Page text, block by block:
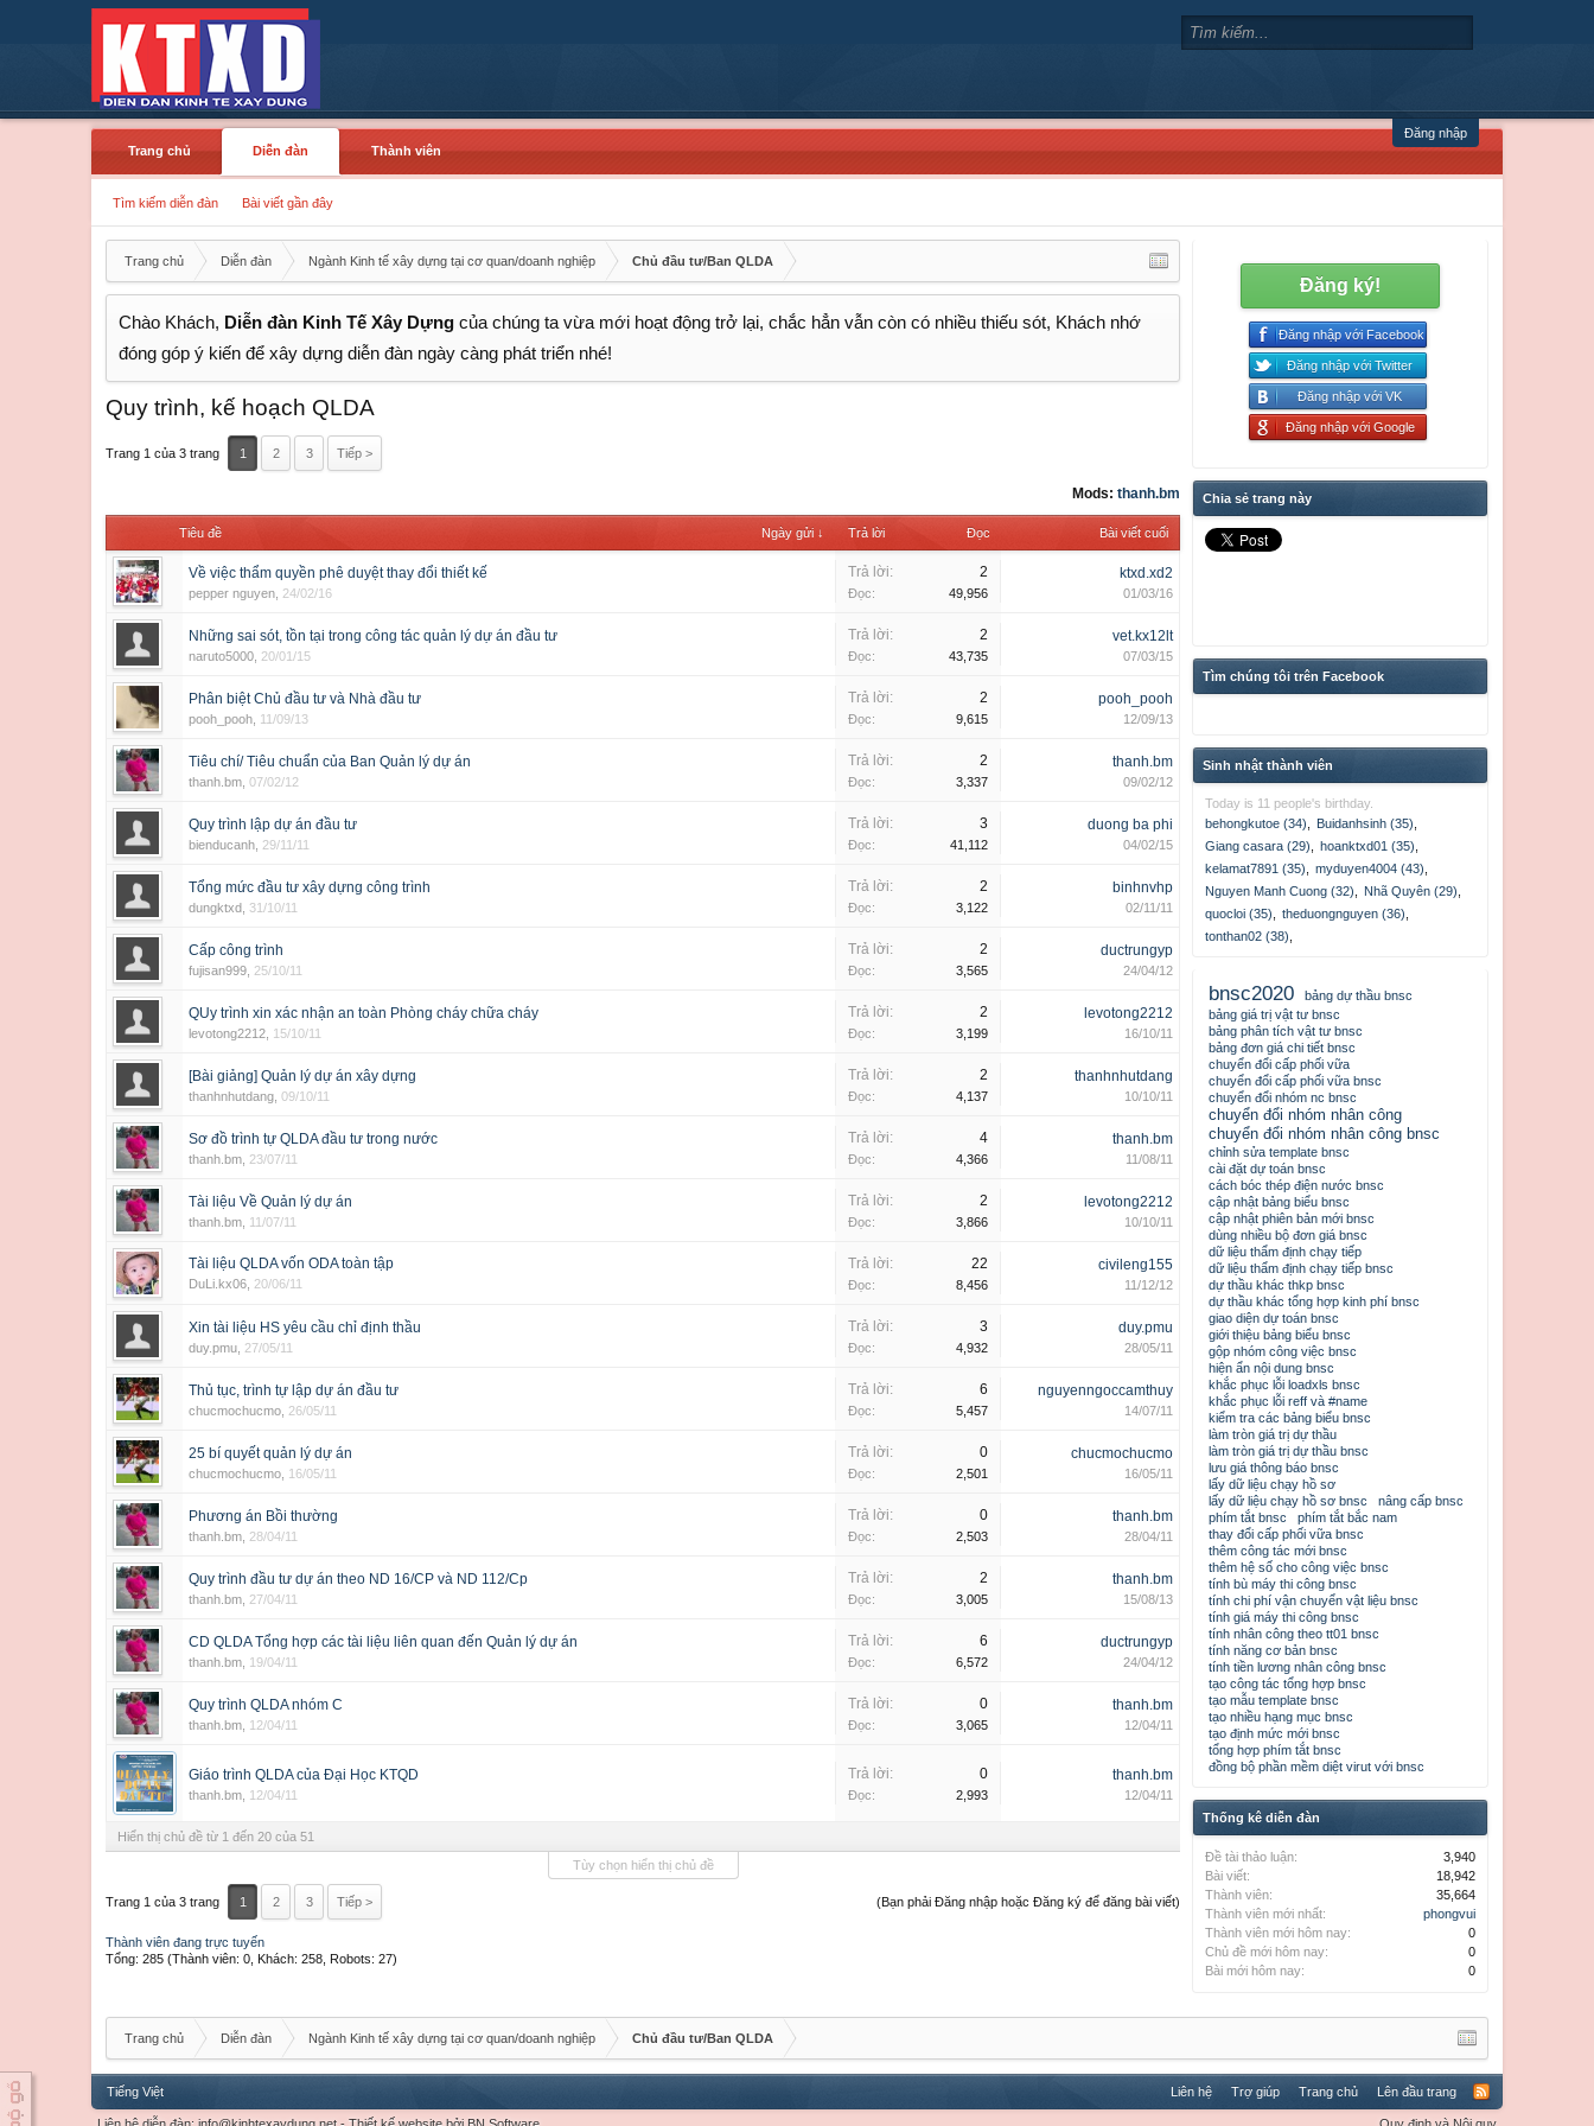
Đăng nhập
Trang chủ
Diễn đàn
Tìm kiếm diễn đàn Bài viết gần đây
Thành viên
Trang chủ Diễn đàn Ngành Kinh tế xây dựng tại cơ quan/doanh nghiệp Chủ đầu tư/Ban QLDA
Chào Khách, Diễn đàn Kinh Tế Xây Dựng của chúng ta vừa mới hoạt động trở lại, chắc hẳn vẫn còn có nhiều thiếu sót, Khách nhớ
đóng góp ý kiến để xây dựng diễn đàn ngày càng phát triển nhé!
Quy trình, kế hoạch QLDA
Trang 1 của 3 trang 1 2 3 Tiếp >
Mods: thanh.bm
Tiêu đề Ngày gửi ↓ Trả lời Đọc Bài viết cuối
Về việc thẩm quyền phê duyệt thay đổi thiết kế
pepper nguyen 24/02/16
Trả lời: 2
Đọc: 49,956
ktxd.xd2
01/03/16
Những sai sót, tồn tại trong công tác quản lý dự án đầu tư
naruto5000 20/01/15
Trả lời: 2
Đọc: 43,735
vet.kx12lt
07/03/15
Phân biệt Chủ đầu tư và Nhà đầu tư
pooh_pooh 11/09/13
Trả lời: 2
Đọc: 9,615
pooh_pooh
12/09/13
Tiêu chí/ Tiêu chuẩn của Ban Quản lý dự án
thanh.bm 07/02/12
Trả lời: 2
Đọc: 3,337
thanh.bm
09/02/12
Quy trình lập dự án đầu tư
bienducanh 29/11/11
Trả lời: 3
Đọc: 41,112
duong ba phi
04/02/15
Tổng mức đầu tư xây dựng công trình
dungktxd 31/10/11
Trả lời: 2
Đọc: 3,122
binhnvhp
02/11/11
Cấp công trình
fujisan999 25/10/11
Trả lời: 2
Đọc: 3,565
ductrungyp
24/04/12
QUy trình xin xác nhận an toàn Phòng cháy chữa cháy
levotong2212 15/10/11
Trả lời: 2
Đọc: 3,199
levotong2212
16/10/11
[Bài giảng] Quản lý dự án xây dựng
thanhnhutdang 09/10/11
Trả lời: 2
Đọc: 4,137
thanhnhutdang
10/10/11
Sơ đồ trình tự QLDA đầu tư trong nước
thanh.bm 23/07/11
Trả lời: 4
Đọc: 4,366
thanh.bm
11/08/11
Tài liệu Về Quản lý dự án
thanh.bm 11/07/11
Trả lời: 2
Đọc: 3,866
levotong2212
10/10/11
Tài liệu QLDA vốn ODA toàn tập
DuLi.kx06 20/06/11
Trả lời: 22
Đọc: 8,456
civileng155
11/12/12
Xin tài liệu HS yêu cầu chỉ định thầu
duy.pmu 27/05/11
Trả lời: 3
Đọc: 4,932
duy.pmu
28/05/11
Thủ tục, trình tự lập dự án đầu tư
chucmochucmo 26/05/11
Trả lời: 6
Đọc: 5,457
nguyenngoccamthuy
14/07/11
25 bí quyết quản lý dự án
chucmochucmo 16/05/11
Trả lời: 0
Đọc: 2,501
chucmochucmo
16/05/11
Phương án Bồi thường
thanh.bm 28/04/11
Trả lời: 0
Đọc: 2,503
thanh.bm
28/04/11
Quy trình đầu tư dự án theo ND 16/CP và ND 112/Cp
thanh.bm 27/04/11
Trả lời: 2
Đọc: 3,005
thanh.bm
15/08/13
CD QLDA Tổng hợp các tài liệu liên quan đến Quản lý dự án
thanh.bm 19/04/11
Trả lời: 6
Đọc: 6,572
ductrungyp
24/04/12
Quy trình QLDA nhóm C
thanh.bm 12/04/11
Trả lời: 0
Đọc: 3,065
thanh.bm
12/04/11
Giáo trình QLDA của Đại Học KTQD
thanh.bm 12/04/11
Trả lời: 0
Đọc: 2,993
thanh.bm
12/04/11
Hiển thị chủ đề từ 1 đến 20 của 51
Tùy chọn hiển thị chủ đề
(Bạn phải Đăng nhập hoặc Đăng ký để đăng bài viết)
Trang 1 của 3 trang 1 2 3 Tiếp >
Thành viên đang trực tuyến
Tổng: 285 (Thành viên: 0, Khách: 258, Robots: 27)
Đăng ký!
Đăng nhập với Facebook
Đăng nhập với Twitter
Đăng nhập với VK
Đăng nhập với Google
Chia sẻ trang này
Tìm chúng tôi trên Facebook
Sinh nhật thành viên
Today is 11 people's birthday.
behongkutoe (34)
Buidanhsinh (35)
Giang casara (29)
hoanktxd01 (35)
kelamat7891 (35)
myduyen4004 (43)
Nguyen Manh Cuong (32)
Nhã Quyên (29)
quocloi (35)
theduongnguyen (36)
tonthan02 (38)
bnsc2020
bảng dự thầu bnsc
bảng giá trị vật tư bnsc
bảng phân tích vật tư bnsc
bảng đơn giá chi tiết bnsc
chuyển đổi cấp phối vữa
chuyển đổi cấp phối vữa bnsc
chuyển đổi nhóm nc bnsc
chuyển đổi nhóm nhân công
chuyển đổi nhóm nhân công bnsc
chỉnh sửa template bnsc
cài đặt dự toán bnsc
cách bóc thép điện nước bnsc
cập nhật bảng biểu bnsc
cập nhật phiên bản mới bnsc
dùng nhiều bộ đơn giá bnsc
dữ liệu thẩm định chạy tiếp
dữ liệu thẩm định chạy tiếp bnsc
dự thầu khác thkp bnsc
dự thầu khác tổng hợp kinh phí bnsc
giao diện dự toán bnsc
giới thiệu bảng biểu bnsc
gộp nhóm công việc bnsc
hiện ẩn nội dung bnsc
khắc phục lỗi loadxls bnsc
khắc phục lỗi reff và #name
kiểm tra các bảng biểu bnsc
làm tròn giá trị dự thầu
làm tròn giá trị dự thầu bnsc
lưu giá thông báo bnsc
lấy dữ liệu chạy hồ sơ
lấy dữ liệu chạy hồ sơ bnsc
nâng cấp bnsc
phím tắt bnsc
phím tắt bắc nam
thay đổi cấp phối vữa bnsc
thêm công tác mới bnsc
thêm hệ số cho công việc bnsc
tính bù máy thi công bnsc
tính chi phí vận chuyển vật liệu bnsc
tính giá máy thi công bnsc
tính nhân công theo tt01 bnsc
tính năng cơ bản bnsc
tính tiền lương nhân công bnsc
tạo công tác tổng hợp bnsc
tạo mẫu template bnsc
tạo nhiều hạng mục bnsc
tạo định mức mới bnsc
tổng hợp phím tắt bnsc
đồng bộ phần mềm diệt virut với bnsc
Thống kê diễn đàn
Đề tài thảo luận:
3,940
Bài viết:
18,942
Thành viên:
35,664
Thành viên mới nhất:
phongvui
Thành viên mới hôm nay:
0
Chủ đề mới hôm nay:
0
Bài mới hôm nay:
0
Trang chủ Diễn đàn Ngành Kinh tế xây dựng tại cơ quan/doanh nghiệp Chủ đầu tư/Ban QLDA
Tiếng Việt Liên hệ Trợ giúp Trang chủ Lên đầu trang